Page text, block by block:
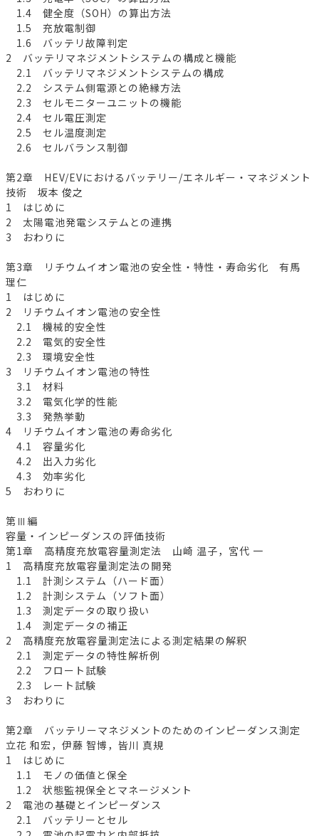
1.4 健全度（SOH）の算出方法
1.5 充放電制御
1.6 バッテリ故障判定
2 バッテリマネジメントシステムの構成と機能
2.1 バッテリマネジメントシステムの構成
2.2 システム側電源との絶縁方法
2.3 セルモニターユニットの機能
2.4 セル電圧測定
2.5 セル温度測定
2.6 セルバランス制御
第2章 HEV/EVにおけるバッテリー/エネルギー・マネジメント
技術 坂本 俊之
1 はじめに
2 太陽電池発電システムとの連携
3 おわりに
第3章 リチウムイオン電池の安全性・特性・寿命劣化 有馬
理仁
1 はじめに
2 リチウムイオン電池の安全性
2.1 機械的安全性
2.2 電気的安全性
2.3 環境安全性
3 リチウムイオン電池の特性
3.1 材料
3.2 電気化学的性能
3.3 発熱挙動
4 リチウムイオン電池の寿命劣化
4.1 容量劣化
4.2 出入力劣化
4.3 効率劣化
5 おわりに
第Ⅲ編
容量・インピーダンスの評価技術
第1章 高精度充放電容量測定法 山崎 温子，宮代 一
1 高精度充放電容量測定法の開発
1.1 計測システム（ハード面）
1.2 計測システム（ソフト面）
1.3 測定データの取り扱い
1.4 測定データの補正
2 高精度充放電容量測定法による測定結果の解釈
2.1 測定データの特性解析例
2.2 フロート試験
2.3 レート試験
3 おわりに
第2章 バッテリーマネジメントのためのインピーダンス測定
立花 和宏，伊藤 智博，皆川 真規
1 はじめに
1.1 モノの価値と保全
1.2 状態監視保全とマネージメント
2 電池の基礎とインピーダンス
2.1 バッテリーとセル